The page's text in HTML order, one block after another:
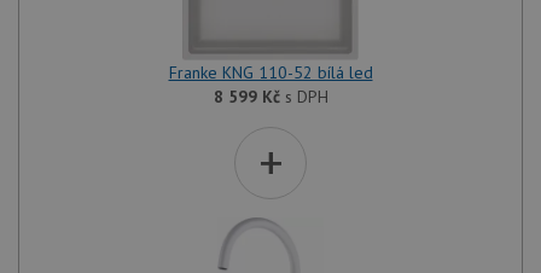
Franke KNG 110-52 bílá led
8 599 Kčs DPH
+